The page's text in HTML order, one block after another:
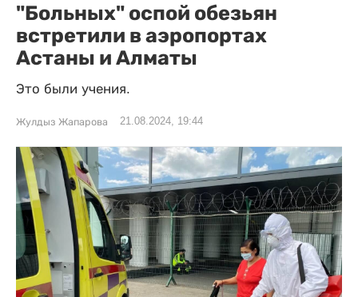
"Больных" оспой обезьян
встретили в аэропортах
Астаны и Алматы
Это были учения.
Жулдыз Жапарова 21.08.2024, 19:44